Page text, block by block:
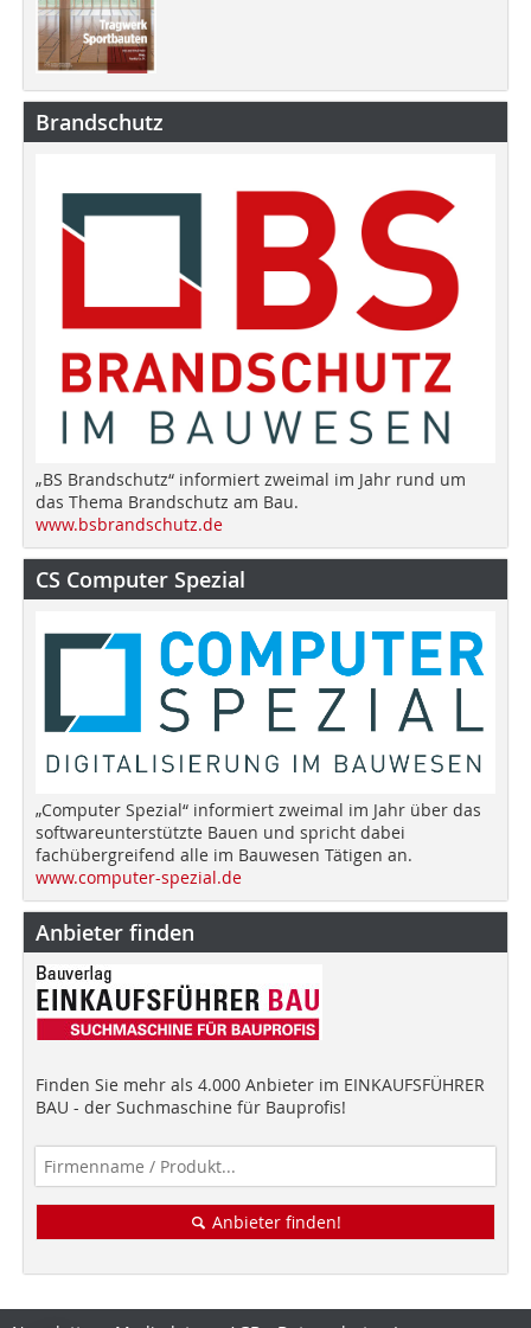
Brandschutz
„BS Brandschutz“ informiert zweimal im Jahr rund um
das Thema Brandschutz am Bau.
www.bsbrandschutz.de
CS Computer Spezial
„Computer Spezial“ informiert zweimal im Jahr über das
softwareunterstützte Bauen und spricht dabei
fachübergreifend alle im Bauwesen Tätigen an.
www.computer-spezial.de
Anbieter finden
Finden Sie mehr als 4.000 Anbieter im EINKAUFSFÜHRER
BAU - der Suchmaschine für Bauprofis!
Anbieter finden!